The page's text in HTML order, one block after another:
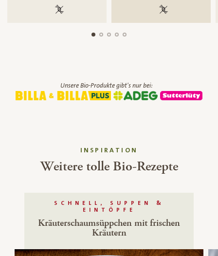
100 % gentechnikfrei 100 %
Unsere Bio-Produkte gibt's nur bei:
INSPIRATION
Weitere tolle Bio-Rezepte
SCHNELL, SUPPEN &
EINTÖPFE
Kräuterschaumsüppchen mit frischen
Kräutern